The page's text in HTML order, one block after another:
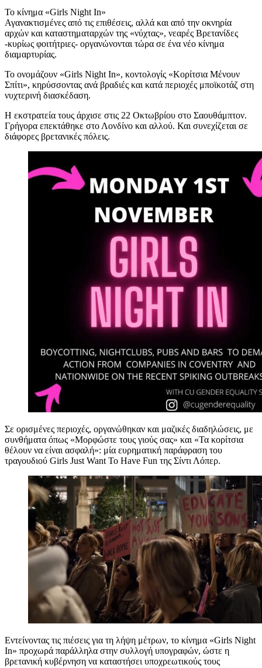
Το κίνημα «Girls Night In»
Αγανακτισμένες από τις επιθέσεις, αλλά και από την οκνηρία
αρχών και καταστηματαρχών της «νύχτας», νεαρές Βρετανίδες
-κυρίως φοιτήτριες- οργανώνονται τώρα σε ένα νέο κίνημα
διαμαρτυρίας.
Το ονομάζουν «Girls Night In», κοντολογίς «Κορίτσια Μένουν
Σπίτι», κηρύσσοντας ανά βραδιές και κατά περιοχές μποϊκοτάζ στη
νυχτερινή διασκέδαση.
Η εκστρατεία τους άρχισε στις 22 Οκτωβρίου στο Σαουθάμπτον.
Γρήγορα επεκτάθηκε στο Λονδίνο και αλλού. Και συνεχίζεται σε
διάφορες βρετανικές πόλεις.
Σε ορισμένες περιοχές, οργανώθηκαν και μαζικές διαδηλώσεις, με
συνθήματα όπως «Μορφώστε τους γιούς σας» και «Τα κορίτσια
θέλουν να είναι ασφαλή»: μία ευρηματική παράφραση του
τραγουδιού Girls Just Want To Have Fun της Σίντι Λόπερ.
Εντείνοντας τις πιέσεις για τη λήψη μέτρων, το κίνημα «Girls Night
In» προχωρά παράλληλα στην συλλογή υπογραφών, ώστε η
βρετανική κυβέρνηση να καταστήσει υποχρεωτικούς τους